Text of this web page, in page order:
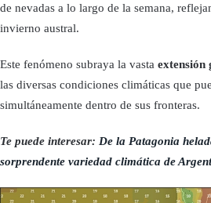
de nevadas a lo largo de la semana,
invierno austral.
Este fenómeno subraya la vasta extensión
las diversas condiciones climáticas que
simultáneamente dentro de sus fronteras.
Te puede interesar: De la Patagonia
sorprendente variedad climática de